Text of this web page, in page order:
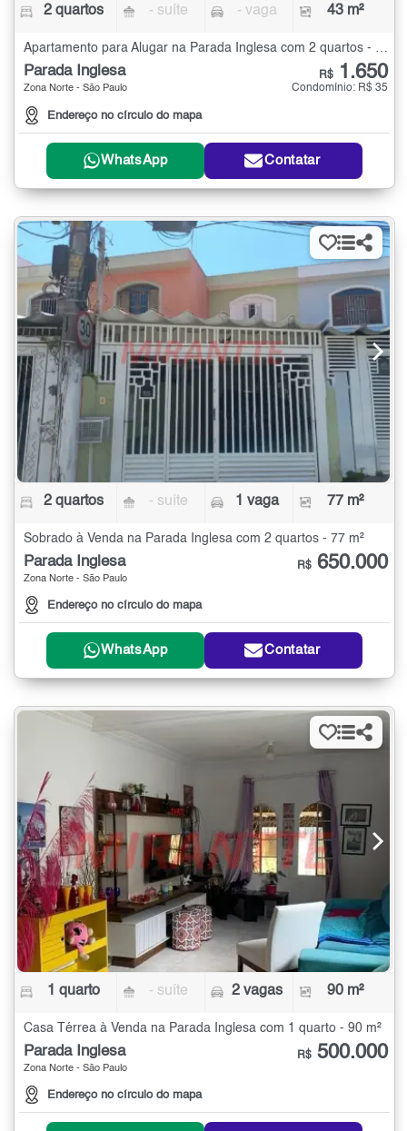
2 quartos - suíte - vaga 43 m²
Apartamento para Alugar na Parada Inglesa com 2 quartos - 43 m²
Parada Inglesa
Zona Norte - São Paulo
Endereço no círculo do mapa
R$ 1.650
Condomínio: R$ 35
WhatsApp Contatar
2 quartos - suíte 1 vaga 77 m²
Sobrado à Venda na Parada Inglesa com 2 quartos - 77 m²
Parada Inglesa
Zona Norte - São Paulo
Endereço no círculo do mapa
R$ 650.000
WhatsApp Contatar
1 quarto - suíte 2 vagas 90 m²
Casa Térrea à Venda na Parada Inglesa com 1 quarto - 90 m²
Parada Inglesa
Zona Norte - São Paulo
Endereço no círculo do mapa
R$ 500.000